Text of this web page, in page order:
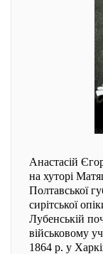
Анастасій
на хуторі
Полтавської
сирітської
Лубенській
військовому
1864 р. у